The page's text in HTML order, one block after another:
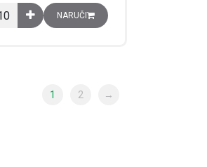
bijela količina
Mosaic, križna, 10AX, 250V, 2 modula,
NARUČI
1 2 →